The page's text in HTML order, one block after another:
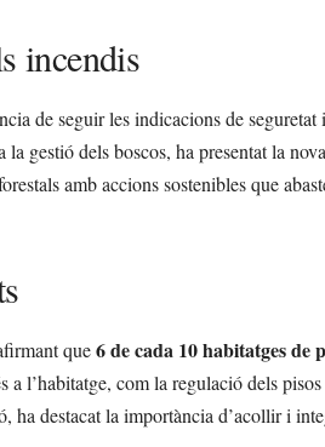
incendis
de seguir les indicacions de seguretat
gestió dels boscos, ha presentat la nova
amb accions sostenibles que
que6 de cada 10 habitatges de
l’habitatge, com la regulació dels
destacat la importància d’acollir i